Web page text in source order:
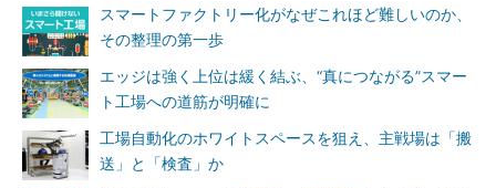
スマートファクトリー化がなぜこれほど難しいのか、
その整理の第一歩
エッジは強く上位は緩く結ぶ、“真につながる”スマー
ト工場への道筋が明確に
工場自動化のホワイトスペースを狙え、主戦場は「搬
送」と「検査」か